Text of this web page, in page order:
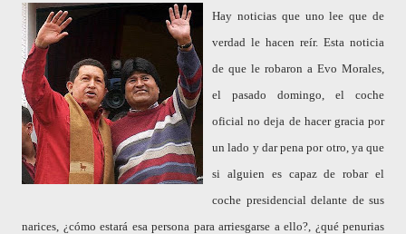
Hay noticias que uno lee que de
verdad le hacen reír. Esta noticia
de que le robaron a Evo Morales,
el pasado domingo, el coche
oficial no deja de hacer gracia por
un lado y dar pena por otro, ya que
si alguien es capaz de robar el
coche presidencial delante de sus
narices, ¿cómo estará esa persona para arriesgarse a ello?, ¿qué penurias